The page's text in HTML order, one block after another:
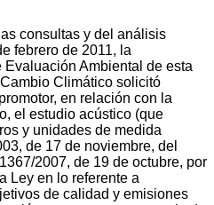
consultas y del análisis
febrero de 2011, la
Ambiental de esta
Climático solicitó
en relación con la
el estudio acústico (que
y unidades de medida
de 17 de noviembre, del
2007, de 19 de octubre, por
Ley en lo referente a
de calidad y emisiones